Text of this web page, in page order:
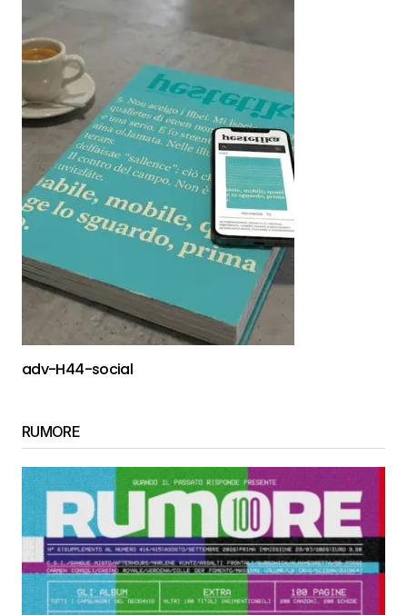
adv-H44-social
RUMORE